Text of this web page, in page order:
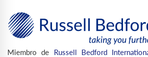
Miembro de Russell Bedford